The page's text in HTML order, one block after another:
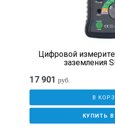
100 ±10
500 ±50
Цифровой
заземления
17 901 руб.
В
КУПИТЬ